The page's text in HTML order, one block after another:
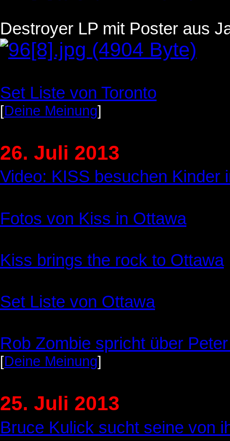
Destroyer LP mit Poster aus
Set Liste von Toronto
[Deine Meinung]
26. Juli 2013
Video: KISS besuchen Kinder
Fotos von Kiss in Ottawa
Kiss brings the rock to Ottawa
Set Liste von Ottawa
Rob Zombie spricht über
[Deine Meinung]
25. Juli 2013
Bruce Kulick sucht seine von